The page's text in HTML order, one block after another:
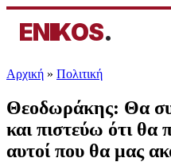
ENIKOS.
Αρχική » Πολιτική
Θεοδωράκης: Θα
και πιστεύω ότι θα
αυτοί που θα μας